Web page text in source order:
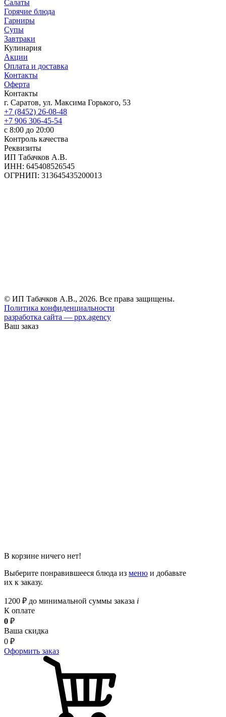
Салаты
Горячие блюда
Гарниры
Супы
Завтраки
Кулинария
Акции
Оплата и доставка
Контакты
Оферта
Контакты
г. Саратов, ул. Максима Горького, 53
+7 (8452) 26-08-48
+7 906 306-45-54
с 8:00 до 20:00
Контроль качества
Реквизиты
ИП Табачков А.В.
ИНН: 645408526545
ОГРНИП: 313645435200013
© ИП Табачков А.В., 2026. Все права защищены.
Политика конфиденциальности
разработка сайта — ppx.agency
Ваш заказ
В корзине ничего нет!
Выберите понравившееся блюда из меню и добавьте
их к заказу.
1200 ₽ до минимальной суммы заказа i
К оплате
0 ₽
Ваша скидка
0 ₽
Оформить заказ